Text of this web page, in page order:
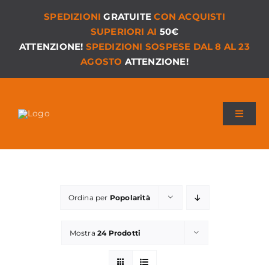
SPEDIZIONIGRATUITE CON ACQUISTI
SUPERIORI AI 50€
ATTENZIONE! SPEDIZIONI SOSPESE DAL 8 AL 23
AGOSTO ATTENZIONE!
Toggle
Ordina per Popolarità
Mostra 24 Prodotti